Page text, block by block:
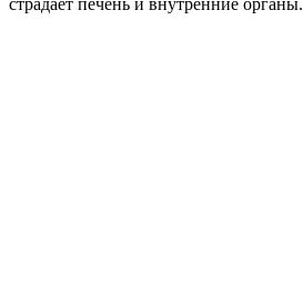
страдает печень и внутренние органы.